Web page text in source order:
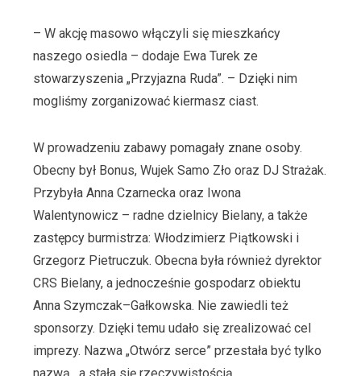
– W akcję masowo włączyli się mieszkańcy
naszego osiedla – dodaje Ewa Turek ze
stowarzyszenia „Przyjazna Ruda”. – Dzięki nim
mogliśmy zorganizować kiermasz ciast.
W prowadzeniu zabawy pomagały znane osoby.
Obecny był Bonus, Wujek Samo Zło oraz DJ Strażak.
Przybyła Anna Czarnecka oraz Iwona
Walentynowicz – radne dzielnicy Bielany, a także
zastępcy burmistrza: Włodzimierz Piątkowski i
Grzegorz Pietruczuk. Obecna była również dyrektor
CRS Bielany, a jednocześnie gospodarz obiektu
Anna Szymczak–Gałkowska. Nie zawiedli też
sponsorzy. Dzięki temu udało się zrealizować cel
imprezy. Nazwa „Otwórz serce” przestała być tylko
nazwą , a stała się rzeczywistością.